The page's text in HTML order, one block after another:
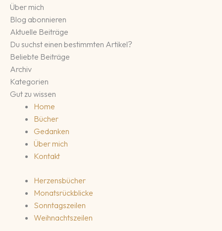
Über mich
Blog abonnieren
Aktuelle Beiträge
Du suchst einen bestimmten Artikel?
Beliebte Beiträge
Archiv
Kategorien
Gut zu wissen
Home
Bücher
Gedanken
Über mich
Kontakt
Herzensbücher
Monatsrückblicke
Sonntagszeilen
Weihnachtszeilen